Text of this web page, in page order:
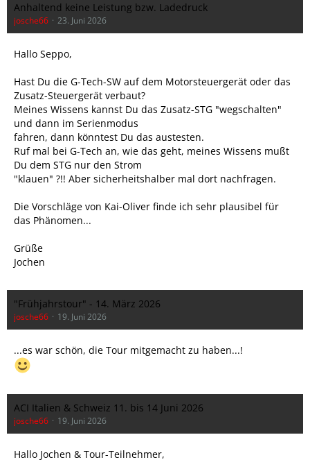
Anhaltend keine Leistung bzw. Ladedruck
josche66 23. Juni 2026
Hallo Seppo,
Hast Du die G-Tech-SW auf dem Motorsteuergerät oder das
Zusatz-Steuergerät verbaut?
Meines Wissens kannst Du das Zusatz-STG "wegschalten"
und dann im Serienmodus
fahren, dann könntest Du das austesten.
Ruf mal bei G-Tech an, wie das geht, meines Wissens mußt
Du dem STG nur den Strom
"klauen" ?!! Aber sicherheitshalber mal dort nachfragen.
Die Vorschläge von Kai-Oliver finde ich sehr plausibel für
das Phänomen...
Grüße
Jochen
"Frühjahrstour" - 14. März 2026
josche66 19. Juni 2026
...es war schön, die Tour mitgemacht zu haben...!
ACI Italien & Schweiz 11. bis 14 Juni 2026
josche66 19. Juni 2026
Hallo Jochen & Tour-Teilnehmer,